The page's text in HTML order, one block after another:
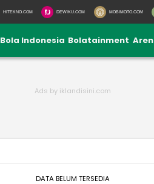
HITEKNO.COM DEWIKU.COM MOBIMOTO.COM
Bola Indonesia Bolatainment
DATA BELUM TERSEDIA